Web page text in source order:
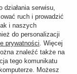
działania serwisu,
ruch i prowadzić
i naszych
do personalizacji
prywatności. Więcej
znaleźć także na
tego komunikatu
Możesz